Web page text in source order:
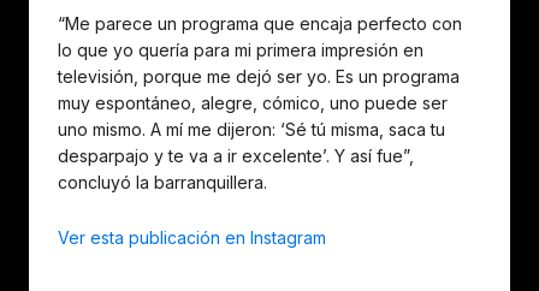
“Me parece un programa que encaja perfecto con
lo que yo quería para mi primera impresión en
televisión, porque me dejó ser yo. Es un programa
muy espontáneo, alegre, cómico, uno puede ser
uno mismo. A mí me dijeron: ‘Sé tú misma, saca tu
desparpajo y te va a ir excelente’. Y así fue”,
concluyó la barranquillera.
Ver esta publicación en Instagram